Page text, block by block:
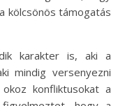
kölcsönös támogatás
karakter is, aki a
mindig versenyezni
konfliktusokat a